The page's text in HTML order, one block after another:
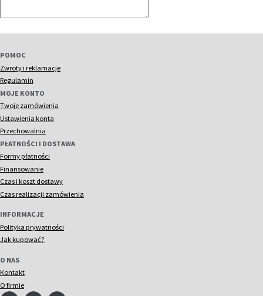
POMOC
Zwroty i reklamacje
Regulamin
MOJE KONTO
Twoje zamówienia
Ustawienia konta
Przechowalnia
PŁATNOŚCI I DOSTAWA
Formy płatności
Finansowanie
Czas i koszt dostawy
Czas realizacji zamówienia
INFORMACJE
Polityka prywatności
Jak kupować?
O NAS
Kontakt
O firmie